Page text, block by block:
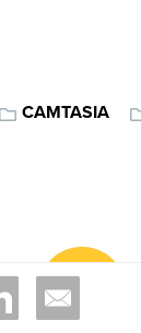
CAMTASIA